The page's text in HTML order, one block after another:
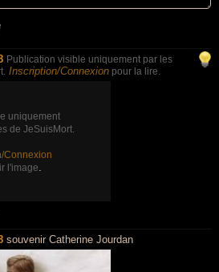
Publication visible uniquement par les
Inscription/Connexion pour la lire.
uniquement
de JeSuisMort.
Connexion
l'image
souvenir Catherine Jourdan